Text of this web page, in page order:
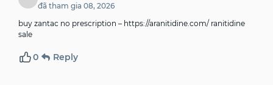
đã tham gia 08, 2026
buy zantac no prescription – https://aranitidine.com/ ranitidine
sale
0 Reply